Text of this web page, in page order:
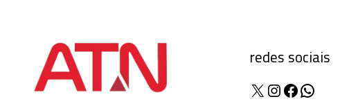
redes sociais
X Instagram
Facebook
WhatsApp